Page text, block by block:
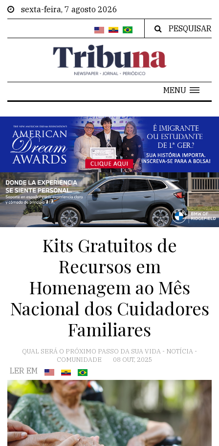
sexta-feira, 7 agosto 2026
PESQUISAR
MENU
Kits Gratuitos de
Recursos em
Homenagem ao Mês
Nacional dos Cuidadores
Familiares
QUAL SERÁ O PRÓXIMO PASSO DA SUA VIDA - NOTÍCIA -
COMUNIDADE
08 OUT, 2025
LER EM